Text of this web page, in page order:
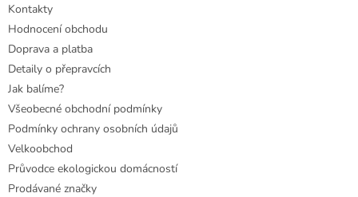
Kontakty
Hodnocení obchodu
Doprava a platba
Detaily o přepravcích
Jak balíme?
Všeobecné obchodní podmínky
Podmínky ochrany osobních údajů
Velkoobchod
Průvodce ekologickou domácností
Prodávané značky